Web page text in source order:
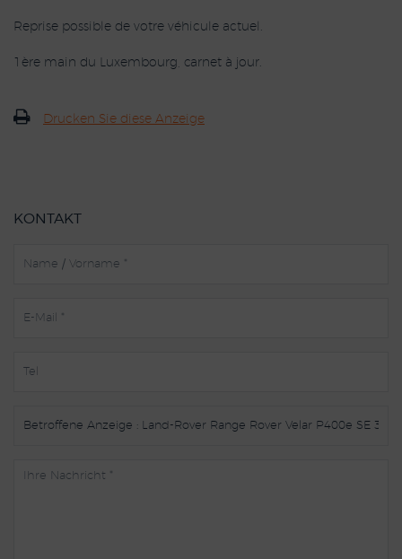
Reprise possible de votre véhicule actuel.
1ère main du Luxembourg, carnet à jour.
Drucken Sie diese Anzeige
KONTAKT